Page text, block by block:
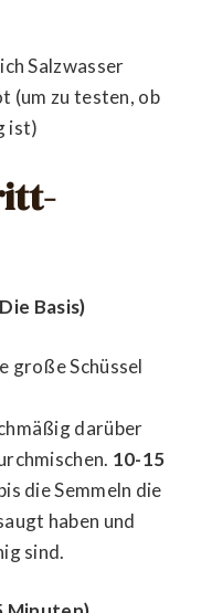
Salzwasser
(um zu testen, ob
ist)
Basis)
große Schüssel
darüber
10-15
die Semmeln die
haben und
sind.